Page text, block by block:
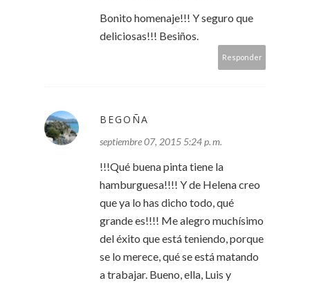
Bonito homenaje!!! Y seguro que
deliciosas!!! Besiños.
Responder
BEGOÑA
septiembre 07, 2015 5:24 p. m.
!!!Qué buena pinta tiene la
hamburguesa!!!! Y de Helena creo
que ya lo has dicho todo, qué
grande es!!!! Me alegro muchísimo
del éxito que está teniendo, porque
se lo merece, qué se está matando
a trabajar. Bueno, ella, Luis y